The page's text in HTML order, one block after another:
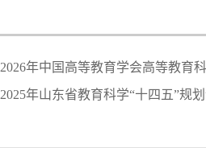
年中国高等教育学会高等教育
年山东省教育科学“十四五”规